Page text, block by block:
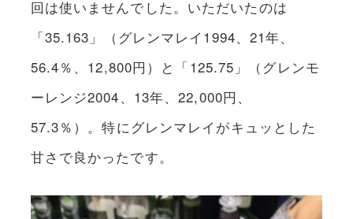
回は使いませんでした。いただいたのは
「35.163」（グレンマレイ1994、21年、
56.4％、12,800円）と「125.75」（グレンモ
ーレンジ2004、13年、22,000円、
57.3％）。特にグレンマレイがキュッとした
甘さで良かったです。